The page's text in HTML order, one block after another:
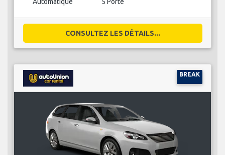
CONSULTEZ LES DÉTAILS...
BREAK